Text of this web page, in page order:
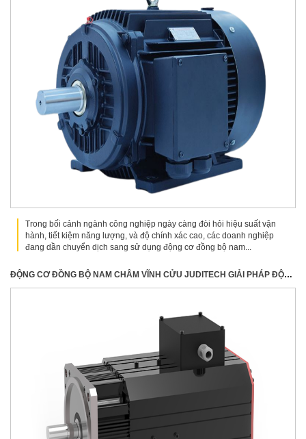
Trong bối cảnh ngành công nghiệp ngày càng đòi hỏi hiệu suất vận
hành, tiết kiệm năng lượng, và độ chính xác cao, các doanh nghiệp
đang dần chuyển dịch sang sử dụng động cơ đồng bộ nam...
ĐỘNG CƠ ĐỒNG BỘ NAM CHÂM VĨNH CỬU JUDITECH GIẢI PHÁP ĐỘT PHÁ CHO HIỆU SUẤT